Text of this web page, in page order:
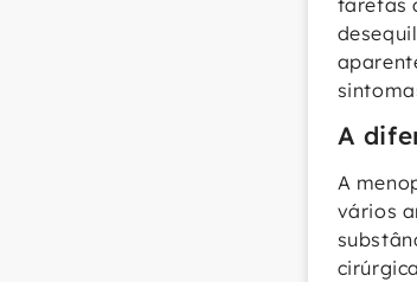
tarefas
A
A
vários